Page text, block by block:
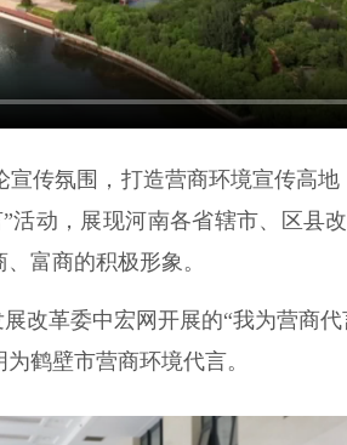
传氛围，打造营商环境宣传高
活动，展现河南各省辖市、区县
富商的积极形象。
改革委中宏网开展的“我为营商
鹤壁市营商环境代言。